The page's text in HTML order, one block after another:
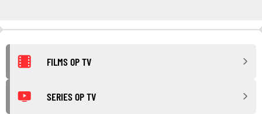
FILMS OP TV
SERIES OP TV